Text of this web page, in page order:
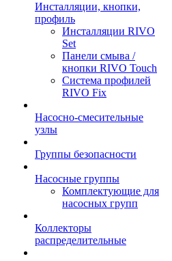
Инсталляции, кнопки,
профиль
Инсталляции RIVO
Set
Панели смыва /
кнопки RIVO Touch
Система профилей
RIVO Fix
Насосно-смесительные
узлы
Группы безопасности
Насосные группы
Комплектующие для
насосных групп
Коллекторы
распределительные